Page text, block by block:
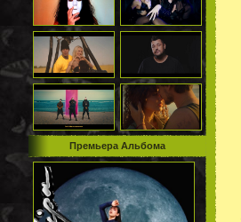
Премьера Альбома